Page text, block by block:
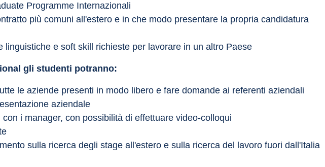
Programme Internazionali
più comuni all'estero e in che modo presentare la propria candidatura
linguistiche e soft skill richieste per lavorare in un altro Paese
gli studenti potranno:
le aziende presenti in modo libero e fare domande ai referenti aziendali
aziendale
i manager, con possibilità di effettuare video-colloqui
sulla ricerca degli stage all'estero e sulla ricerca del lavoro fuori dall'Italia